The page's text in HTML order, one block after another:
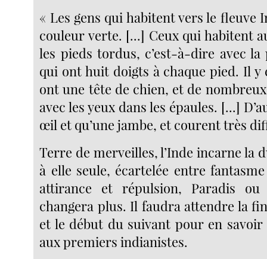
« Les gens qui habitent vers le fleuve
couleur verte. [...] Ceux qui habitent
les pieds tordus, c’est-à-dire avec la
qui ont huit doigts à chaque pied. Il y
ont une tête de chien, et de
avec les yeux dans les épaules. [...]
œil et qu’une jambe, et courent très
Terre de merveilles, l’Inde incarne la
à elle seule, écartelée entre
attirance et répulsion, Paradis
changera plus. Il faudra attendre la
et le début du suivant pour en savoir
aux premiers indianistes.